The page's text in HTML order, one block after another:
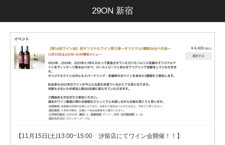
29ON 新宿
【11月15日(土)13:00~15:00 汐留店にてワイン会開催！！】